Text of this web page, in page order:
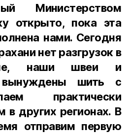
Министерством
открыто, пока эта
нами. Сегодня
нет разгрузок в
наши швеи и
вынуждены шить с
практически
в других регионах. В
отправим первую